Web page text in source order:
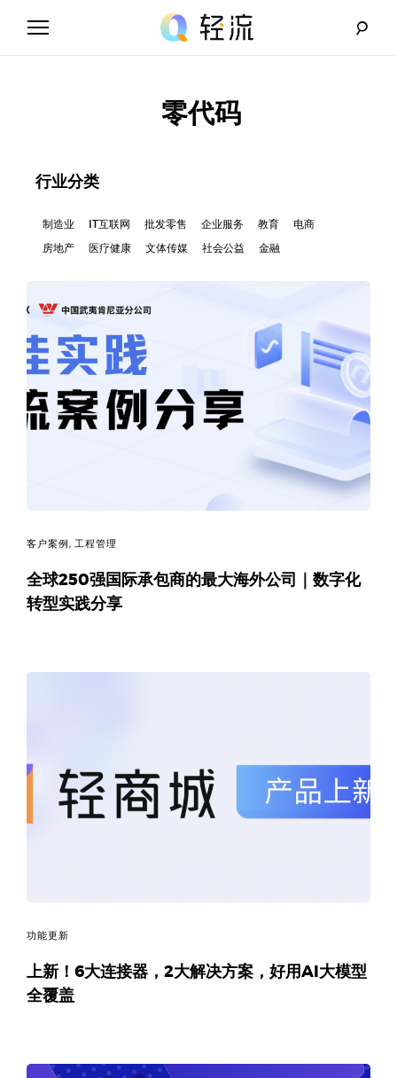
A
I
无
代
码
解
决
_
低
代
代
码
皮
零代码
行业分类
制造业 IT互联网 批发零售 企业服务 教育
电商
房地产
医疗健康 文体传媒 社会公益 金融
客户案例 , 工程管理
全球250强国际承包商的最大海外公司｜数字化
转型实践分享
功能更新
上新！6大连接器，2大解决方案，好用AI大模型
全覆盖